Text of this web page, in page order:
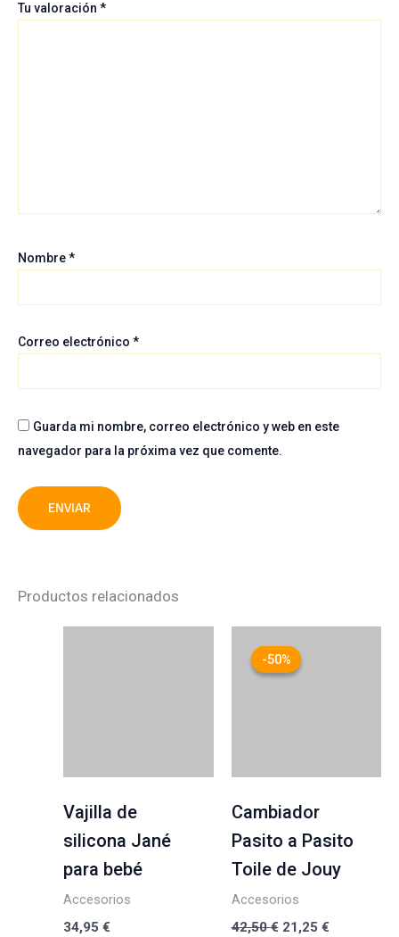
Tu valoración *
Nombre*
Correo electrónico *
Guarda mi nombre, correo electrónico y web en este
navegador para la próxima vez que comente.
Productos relacionados
Vajilla de
silicona Jané
para bebé
Accesorios
34,95 €
-50%
-50%
Cambiador
Pasito a Pasito
Toile de Jouy
Accesorios
42,50€
precio
original
21,25 €